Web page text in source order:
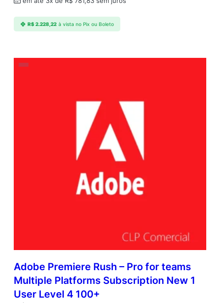
R$2.228,22 à vista no Pix ou Boleto
Adobe Premiere Rush – Pro for teams
Multiple Platforms Subscription New 1
User Level 4 100+